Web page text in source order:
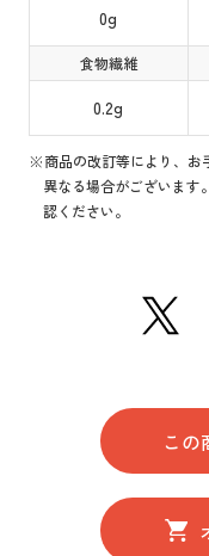
0g
食物繊維
0.2g
※商品の改訂等により、お
異なる場合がございます
認ください。
この